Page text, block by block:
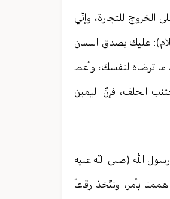
الخروج للتجارة، وإنّي
عليك بصدق اللسان
ما ترضاه لنفسك، وأعط
الحلف، فإنّ اليمين
الله (صلى الله عليه
بأمر، ونتّخذ رقاعاً